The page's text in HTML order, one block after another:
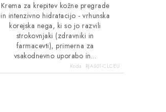
Krema za krepitev kožne pregrade
in intenzivno hidratacijo - vrhunska
korejska nega, ki so jo razvili
strokovnjaki (zdravniki in
farmacevti), primerna za
vsakodnevno uporabo in...
Koda: RJAS01-CLCEU